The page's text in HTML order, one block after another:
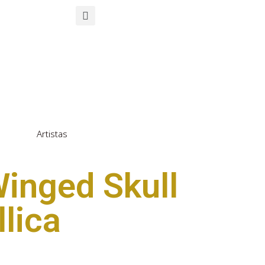
Artistas
Skull